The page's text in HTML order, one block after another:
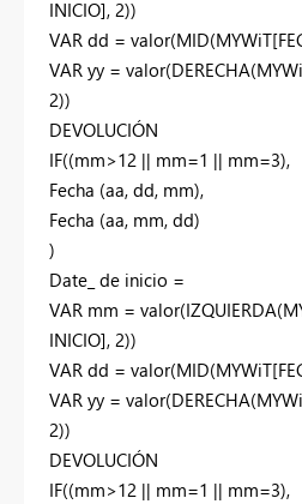
INICIO], 2))
VAR dd =
VAR yy =
2))
DEVOLUCIÓN
IF((mm>12 || mm=1 || mm=3),
Fecha (aa, dd, mm),
Fecha (aa, mm, dd)
)
Date_ de inicio =
VAR mm =
INICIO], 2))
VAR dd =
VAR yy =
2))
DEVOLUCIÓN
IF((mm>12 || mm=1 || mm=3),